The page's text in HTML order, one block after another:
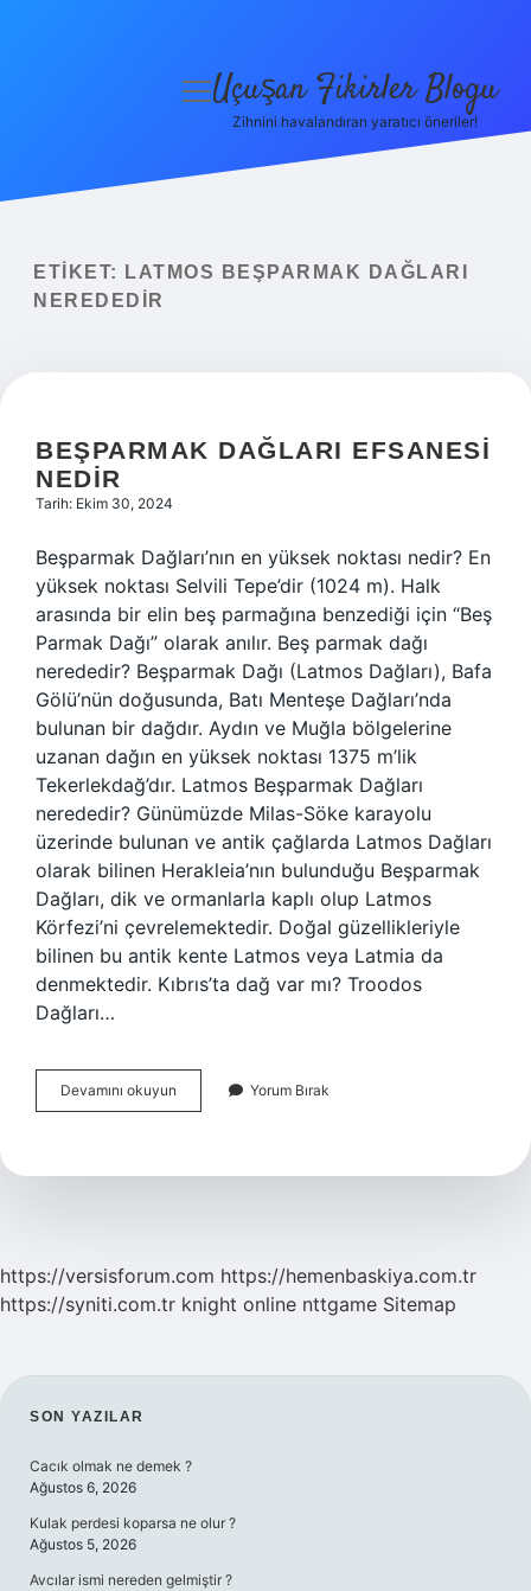
Yasal Uyarı
menüyü
Uçuşan Fikirler Blogu
Zihnini havalandıran yaratıcı öneriler!
ETIKET:
LATMOS BEŞPARMAK DAĞLARI
NEREDEDIR
BEŞPARMAK DAĞLARI EFSANESI
NEDIR
Tarih: Ekim 30, 2024
Beşparmak Dağları’nın en yüksek noktası nedir? En
yüksek noktası Selvili Tepe’dir (1024 m). Halk
arasında bir elin beş parmağına benzediği için “Beş
Parmak Dağı” olarak anılır. Beş parmak dağı
nerededir? Beşparmak Dağı (Latmos Dağları), Bafa
Gölü’nün doğusunda, Batı Menteşe Dağları’nda
bulunan bir dağdır. Aydın ve Muğla bölgelerine
uzanan dağın en yüksek noktası 1375 m’lik
Tekerlekdağ’dır. Latmos Beşparmak Dağları
nerededir? Günümüzde Milas-Söke karayolu
üzerinde bulunan ve antik çağlarda Latmos Dağları
olarak bilinen Herakleia’nın bulunduğu Beşparmak
Dağları, dik ve ormanlarla kaplı olup Latmos
Körfezi’ni çevrelemektedir. Doğal güzellikleriyle
bilinen bu antik kente Latmos veya Latmia da
denmektedir. Kıbrıs’ta dağ var mı? Troodos
Dağları…
Devamını okuyun Beşparmak
Dağları
Yorum Bırak
https://versisforum.com https://hemenbaskiya.com.tr
https://syniti.com.tr knight online nttgame Sitemap
SIDEBAR
SON YAZILAR
Cacık olmak ne demek ?
Ağustos 6, 2026
Kulak perdesi koparsa ne olur ?
Ağustos 5, 2026
Avcılar ismi nereden gelmiştir ?